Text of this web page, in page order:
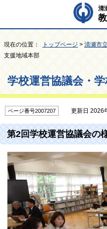
清
現在の位置： トップページ > 清瀬市
支援地域本部
学校運営協議会・
ページ番号2007207 更新日 2026
第2回学校運営協議会の